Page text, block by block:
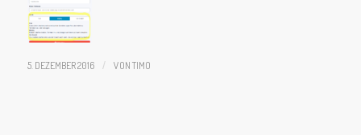
5. DEZEMBER 2016 / VON TIMO